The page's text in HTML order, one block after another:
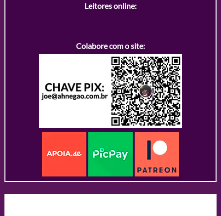
Leitores online:
Colabore com o site: